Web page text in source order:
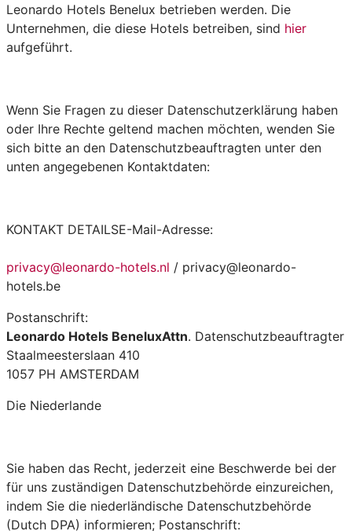
Leonardo Hotels Benelux betrieben werden. Die
Unternehmen, die diese Hotels betreiben, sind hier
aufgeführt.
Wenn Sie Fragen zu dieser Datenschutzerklärung haben
oder Ihre Rechte geltend machen möchten, wenden Sie
sich bitte an den Datenschutzbeauftragten unter den
unten angegebenen Kontaktdaten:
KONTAKT DETAILSE-Mail-Adresse:
privacy@leonardo-hotels.nl / privacy@leonardo-
hotels.be
Postanschrift:
Leonardo Hotels BeneluxAttn. Datenschutzbeauftragter
Staalmeesterslaan 410
1057 PH AMSTERDAM
Die Niederlande
Sie haben das Recht, jederzeit eine Beschwerde bei der
für uns zuständigen Datenschutzbehörde einzureichen,
indem Sie die niederländische Datenschutzbehörde
(Dutch DPA) informieren; Postanschrift: